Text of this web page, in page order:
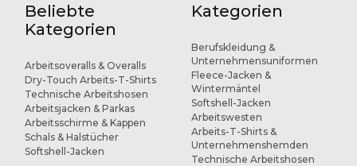
Beliebte
Kategorien
Arbeitsoveralls & Overalls
Dry-Touch Arbeits-T-Shirts
Technische Arbeitshosen
Arbeitsjacken & Parkas
Arbeitsschirme & Kappen
Schals & Halstücher
Softshell-Jacken
Kategorien
Berufskleidung &
Unternehmensuniformen
Fleece-Jacken &
Wintermäntel
Softshell-Jacken
Arbeitswesten
Arbeits-T-Shirts &
Unternehmenshemden
Technische Arbeitshosen